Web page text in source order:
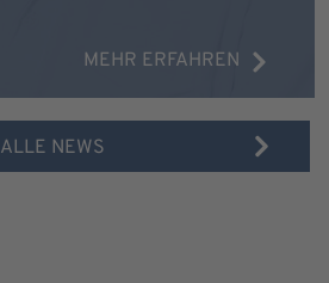
MEHR ERFAHREN
ALLE NEWS